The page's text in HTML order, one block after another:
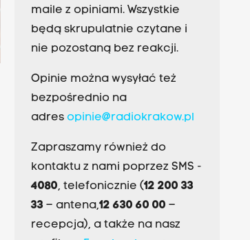
maile z opiniami. Wszystkie
będą skrupulatnie czytane i
nie pozostaną bez reakcji.
Opinie można wysyłać też
bezpośrednio na
adres opinie@radiokrakow.pl
Zapraszamy również do
kontaktu z nami poprzez SMS -
4080, telefonicznie (12 200 33
33– antena,12 630 60 00 –
recepcja), a także na nasz